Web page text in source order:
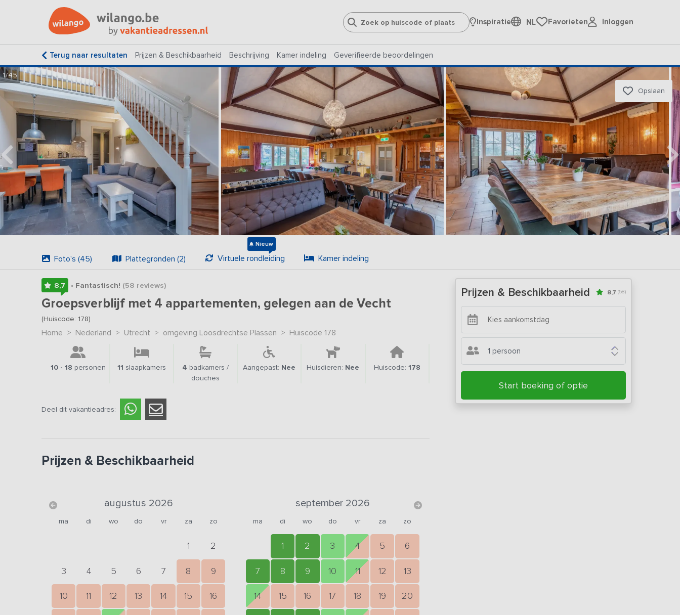
Inspiratie NL Favorieten Inloggen
Terug naar resultaten Prijzen & Beschikbaarheid Beschrijving Kamer indeling Geverifieerde beoordelingen
1/45
Opslaan
Foto's (45) Plattegronden (2) Virtuele rondleiding
Nieuw
Kamer indeling
8,7 • Fantastisch! (58 reviews)
Groepsverblijf met 4 appartementen, gelegen aan de Vecht
(Huiscode: 178)
Home > Nederland > Utrecht > omgeving Loosdrechtse Plassen > Huiscode 178
10 - 18 personen 11 slaapkamers 4 badkamers /
douches
Aangepast: Nee Huisdieren: Nee Huiscode: 178
Deel dit vakantieadres:
Prijzen & Beschikbaarheid
augustus 2026
ma di wo do vr za zo
1 2
3 4 5 6 7 8 9
10 11 12 13 14 15 16
september 2026
ma di wo do vr za zo
1 2 3 4 5 6
7 8 9 10 11 12 13
14 15 16 17 18 19 20
Prijzen & Beschikbaarheid 8,7 (58)
1 persoon
Start boeking of optie